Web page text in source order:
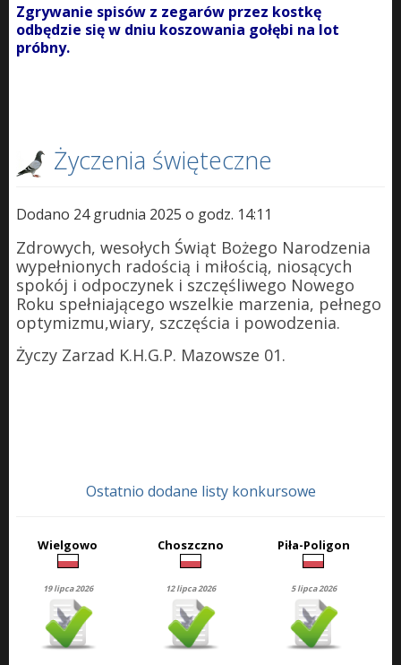
Zgrywanie spisów z zegarów przez kostkę
odbędzie się w dniu koszowania gołębi na lot
próbny.
Życzenia święteczne
Dodano 24 grudnia 2025 o godz. 14:11
Zdrowych, wesołych Świąt Bożego Narodzenia
wypełnionych radością i miłością, niosących
spokój i odpoczynek i szczęśliwego Nowego
Roku spełniającego wszelkie marzenia, pełnego
optymizmu,wiary, szczęścia i powodzenia.
Życzy Zarzad K.H.G.P. Mazowsze 01.
Ostatnio dodane listy konkursowe
Wielgowo
19 lipca 2026
Choszczno
12 lipca 2026
Piła-Poligon
5 lipca 2026